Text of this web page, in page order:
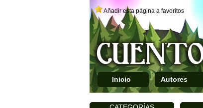
Añadir esta página a favoritos
Inicio Autores